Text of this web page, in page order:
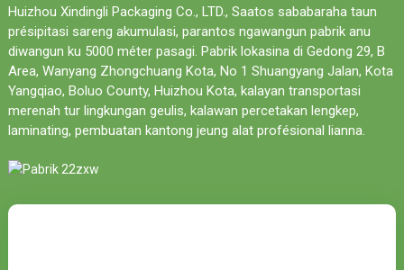
Huizhou Xindingli Packaging Co., LTD., Saatos sababaraha taun
présipitasi sareng akumulasi, parantos ngawangun pabrik anu
diwangun ku 5000 méter pasagi. Pabrik lokasina di Gedong 29, B
Area, Wanyang Zhongchuang Kota, No 1 Shuangyang Jalan, Kota
Yangqiao, Boluo County, Huizhou Kota, kalayan transportasi
merenah tur lingkungan geulis, kalawan percetakan lengkep,
laminating, pembuatan kantong jeung alat profésional lianna.